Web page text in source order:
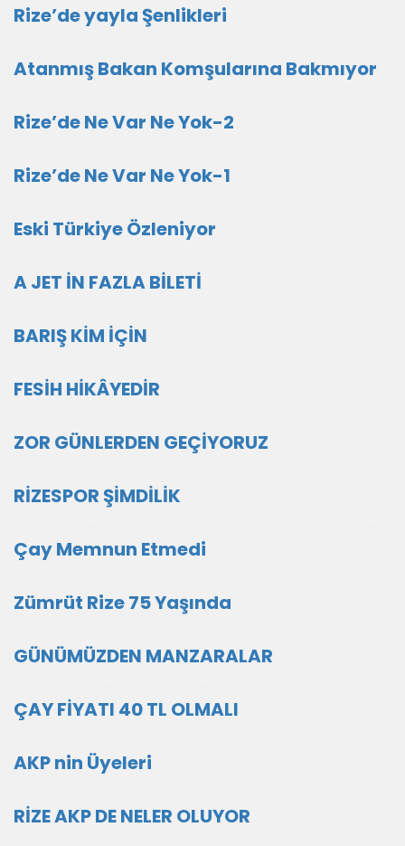
Rize’de yayla Şenlikleri
Atanmış Bakan Komşularına Bakmıyor
Rize’de Ne Var Ne Yok-2
Rize’de Ne Var Ne Yok-1
Eski Türkiye Özleniyor
A JET İN FAZLA BİLETİ
BARIŞ KİM İÇİN
FESİH HİKÂYEDİR
ZOR GÜNLERDEN GEÇİYORUZ
RİZESPOR ŞİMDİLİK
Çay Memnun Etmedi
Zümrüt Rize 75 Yaşında
GÜNÜMÜZDEN MANZARALAR
ÇAY FİYATI 40 TL OLMALI
AKP nin Üyeleri
RİZE AKP DE NELER OLUYOR